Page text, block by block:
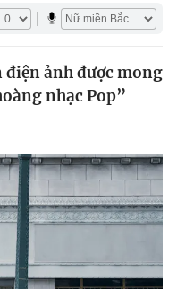
điện ảnh được mong
nhạc Pop”